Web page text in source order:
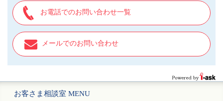
お電話でのお問い合わせ一覧
メールでのお問い合わせ
お客さま相談室 MENU